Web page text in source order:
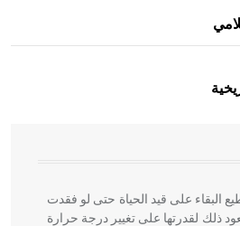
من الفنون الهندسية التي ارتبطت
بلاد الشام ومصر خاصة، حيث يحرص
وخاصة في الواجهات
البقاء على قيد الحياة حتى لو فقدت
ذلك لقدرتها على تغيير درجة حرارة